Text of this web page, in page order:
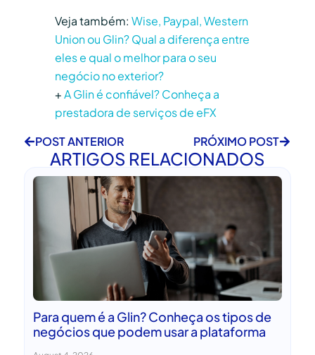
Veja também: Wise, Paypal, Western
Union ou Glin? Qual a diferença entre
eles e qual o melhor para o seu
negócio no exterior?
+A Glin é confiável? Conheça a
prestadora de serviços de eFX
POST ANTERIOR
PRÓXIMO POST
ARTIGOS RELACIONADOS
Para quem é a Glin? Conheça os tipos de
negócios que podem usar a plataforma